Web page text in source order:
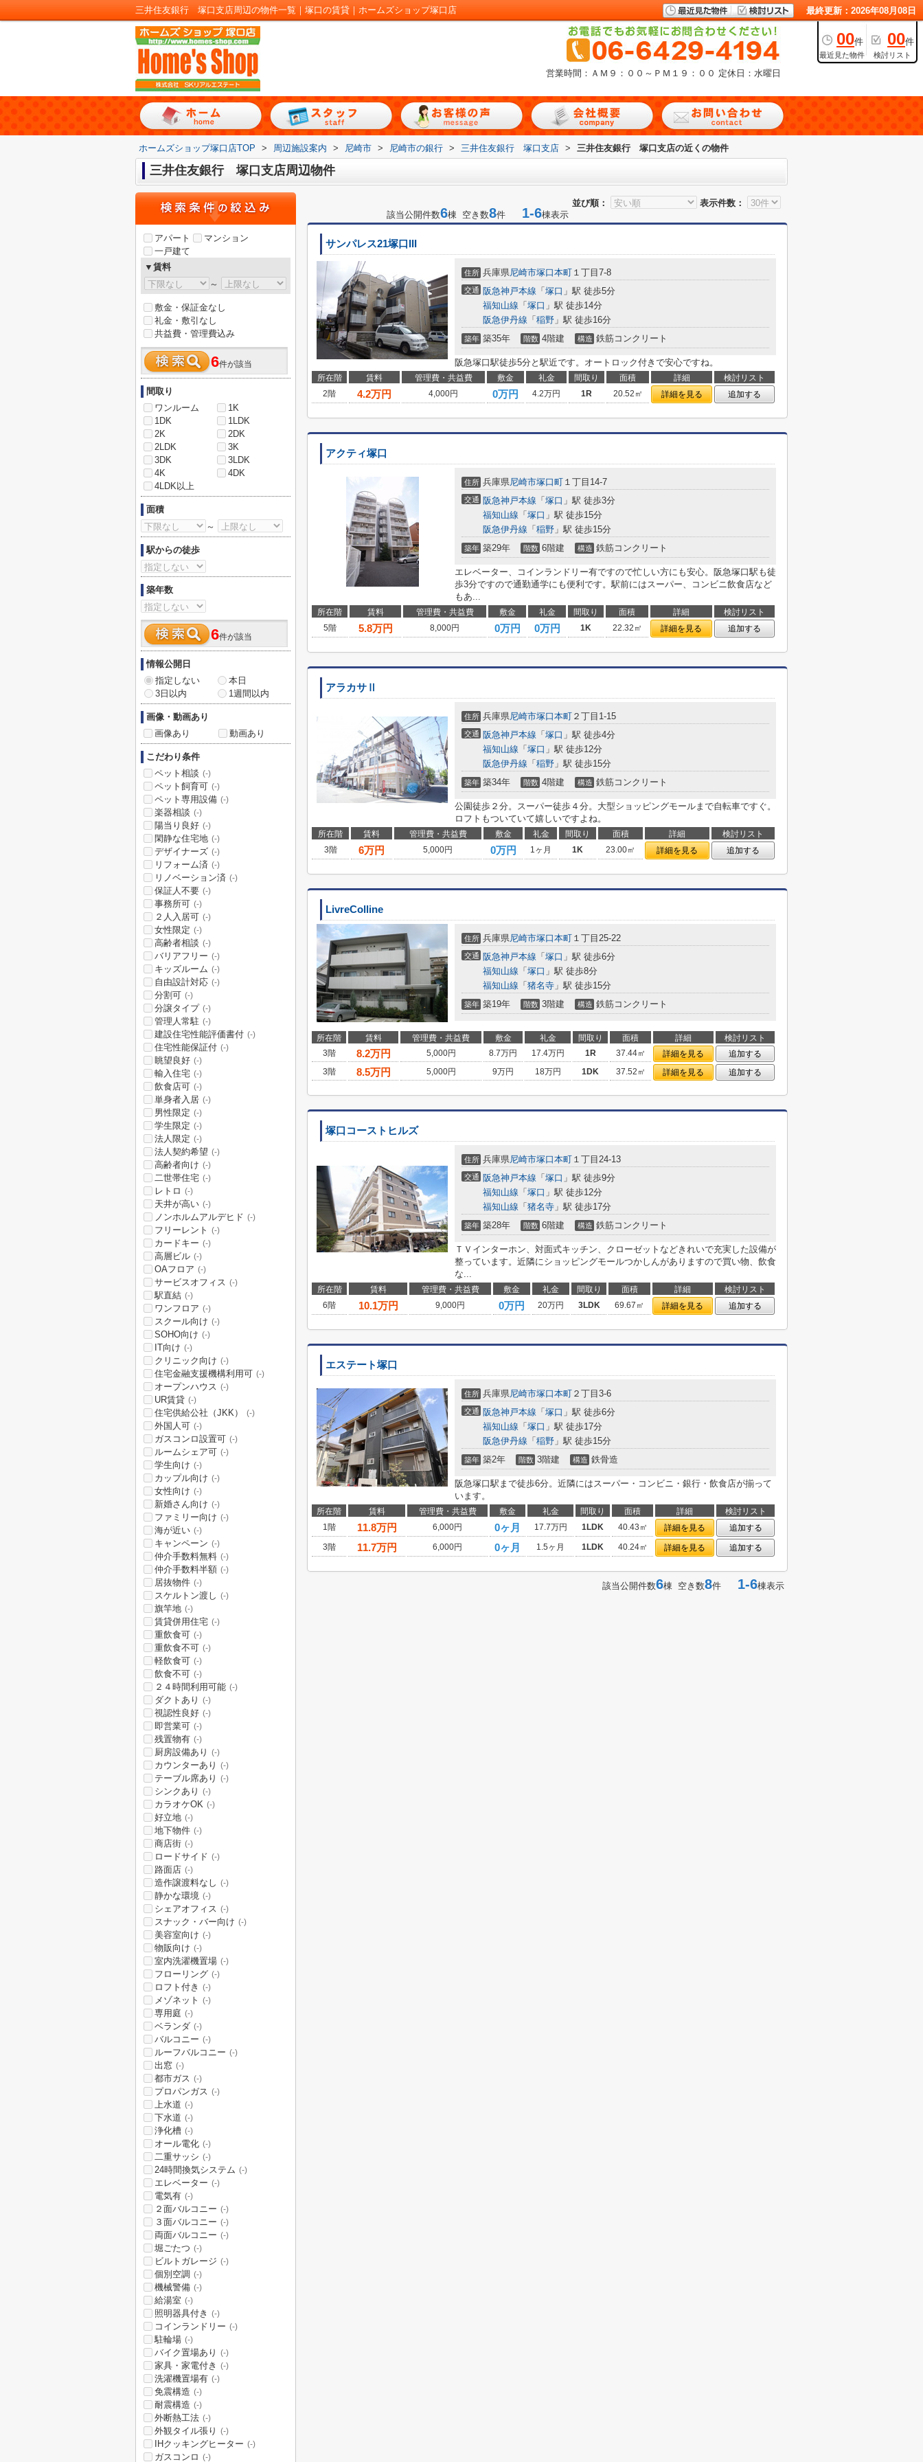
三井住友銀行 塚口支店周辺の物件一覧｜塚口の賃貸｜ホームズショップ塚口店 最終更新：2026年08月08日
00件
最近見た物件
00件
検討リスト
営業時間：ＡＭ９：００～ＰＭ１９：００ 定休日：水曜日
ホームズショップ塚口店TOP > 周辺施設案内 > 尼崎市 > 尼崎市の銀行 > 三井住友銀行 塚口支店 > 三井住友銀行 塚口支店の近くの物件
三井住友銀行 塚口支店周辺物件
並び順：
表示件数：
該当公開件数6棟 空き数8件 1-6棟表示
サンパレス21塚口III
住所 兵庫県尼崎市塚口本町 １丁目7-8
交通 阪急神戸本線 「 塚口 」駅 徒歩5分
福知山線 「 塚口 」駅 徒歩14分
阪急伊丹線 「 稲野 」駅 徒歩16分
築年 築35年 階数 4階建 構造 鉄筋コンクリート
阪急塚口駅徒歩5分と駅近です。オートロック付きで安心ですね。
所在階 賃料 管理費・共益費 敷金 礼金 間取り 面積 詳細
検討リスト
2階
4.2万円 4,000円 0万円 4.2万円 1R 20.52㎡ 詳細を見る 追加する
アクティ塚口
住所 兵庫県尼崎市塚口町 １丁目14-7
交通 阪急神戸本線 「 塚口 」駅 徒歩3分
福知山線 「 塚口 」駅 徒歩15分
阪急伊丹線 「 稲野 」駅 徒歩15分
築年 築29年 階数 6階建 構造 鉄筋コンクリート
エレベーター、コインランドリー有ですので忙しい方にも安心。阪急塚口駅も徒
歩3分ですので通勤通学にも便利です。駅前にはスーパー、コンビニ飲食店など
もあ...
所在階 賃料 管理費・共益費 敷金 礼金 間取り 面積 詳細
検討リスト
5階
5.8万円 8,000円 0万円 0万円 1K 22.32㎡ 詳細を見る 追加する
アラカサⅡ
住所 兵庫県尼崎市塚口本町 ２丁目1-15
交通 阪急神戸本線 「 塚口 」駅 徒歩4分
福知山線 「 塚口 」駅 徒歩12分
阪急伊丹線 「 稲野 」駅 徒歩15分
築年 築34年 階数 4階建 構造 鉄筋コンクリート
公園徒歩２分。スーパー徒歩４分。大型ショッピングモールまで自転車ですぐ。
ロフトもついていて嬉しいですよね。
所在階 賃料 管理費・共益費 敷金 礼金 間取り 面積 詳細
検討リスト
3階
6万円 5,000円 0万円 1ヶ月 1K 23.00㎡ 詳細を見る 追加する
LivreColline
住所 兵庫県尼崎市塚口本町 １丁目25-22
交通 阪急神戸本線 「 塚口 」駅 徒歩6分
福知山線 「 塚口 」駅 徒歩8分
福知山線 「 猪名寺 」駅 徒歩15分
築年 築19年 階数 3階建 構造 鉄筋コンクリート
所在階 賃料 管理費・共益費 敷金 礼金 間取り 面積 詳細
検討リスト
3階
8.2万円 5,000円 8.7万円 17.4万円 1R 37.44㎡ 詳細を見る
追加する
3階
8.5万円 5,000円 9万円 18万円 1DK 37.52㎡ 詳細を見る 追加する
塚口コーストヒルズ
住所 兵庫県尼崎市塚口本町 １丁目24-13
交通 阪急神戸本線 「 塚口 」駅 徒歩9分
福知山線 「 塚口 」駅 徒歩12分
福知山線 「 猪名寺 」駅 徒歩17分
築年 築28年 階数 6階建 構造 鉄筋コンクリート
ＴＶインターホン、対面式キッチン、クローゼットなどきれいで充実した設備が
整っています。近隣にショッピングモールつかしんがありますので買い物、飲食
な...
所在階 賃料 管理費・共益費 敷金 礼金 間取り 面積 詳細
検討リスト
6階
10.1万円 9,000円 0万円 20万円 3LDK 69.67㎡ 詳細を見る 追加する
エステート塚口
住所 兵庫県尼崎市塚口本町 ２丁目3-6
交通 阪急神戸本線 「 塚口 」駅 徒歩6分
福知山線 「 塚口 」駅 徒歩17分
阪急伊丹線 「 稲野 」駅 徒歩15分
築年 築2年 階数 3階建 構造 鉄骨造
阪急塚口駅まで徒歩6分。近隣にはスーパー・コンビニ・銀行・飲食店が揃って
います。
所在階 賃料 管理費・共益費 敷金 礼金 間取り 面積 詳細
検討リスト
1階
11.8万円 6,000円 0ヶ月 17.7万円 1LDK 40.43㎡ 詳細を見る
追加する
3階
11.7万円 6,000円 0ヶ月 1.5ヶ月 1LDK 40.24㎡ 詳細を見る 追加する
該当公開件数6棟 空き数8件 1-6棟表示
アパート
マンション
一戸建て
▼賃料
～
敷金・保証金なし
礼金・敷引なし
共益費・管理費込み
6件が該当
間取り
ワンルーム
1K
1DK
1LDK
2K
2DK
2LDK
3K
3DK
3LDK
4K
4DK
4LDK以上
面積
～
駅からの徒歩
築年数
6件が該当
情報公開日
指定しない
本日
3日以内
1週間以内
画像・動画あり
画像あり
動画あり
こだわり条件
ペット相談 (-)
ペット飼育可 (-)
ペット専用設備 (-)
楽器相談 (-)
陽当り良好 (-)
閑静な住宅地 (-)
デザイナーズ (-)
リフォーム済 (-)
リノベーション済 (-)
保証人不要 (-)
事務所可 (-)
２人入居可 (-)
女性限定 (-)
高齢者相談 (-)
バリアフリー (-)
キッズルーム (-)
自由設計対応 (-)
分割可 (-)
分譲タイプ (-)
管理人常駐 (-)
建設住宅性能評価書付 (-)
住宅性能保証付 (-)
眺望良好 (-)
輸入住宅 (-)
飲食店可 (-)
単身者入居 (-)
男性限定 (-)
学生限定 (-)
法人限定 (-)
法人契約希望 (-)
高齢者向け (-)
二世帯住宅 (-)
レトロ (-)
天井が高い (-)
ノンホルムアルデヒド (-)
フリーレント (-)
カードキー (-)
高層ビル (-)
OAフロア (-)
サービスオフィス (-)
駅直結 (-)
ワンフロア (-)
スクール向け (-)
SOHO向け (-)
IT向け (-)
クリニック向け (-)
住宅金融支援機構利用可 (-)
オープンハウス (-)
UR賃貸 (-)
住宅供給公社（JKK） (-)
外国人可 (-)
ガスコンロ設置可 (-)
ルームシェア可 (-)
学生向け (-)
カップル向け (-)
女性向け (-)
新婚さん向け (-)
ファミリー向け (-)
海が近い (-)
キャンペーン (-)
仲介手数料無料 (-)
仲介手数料半額 (-)
居抜物件 (-)
スケルトン渡し (-)
旗竿地 (-)
賃貸併用住宅 (-)
重飲食可 (-)
重飲食不可 (-)
軽飲食可 (-)
飲食不可 (-)
２４時間利用可能 (-)
ダクトあり (-)
視認性良好 (-)
即営業可 (-)
残置物有 (-)
厨房設備あり (-)
カウンターあり (-)
テーブル席あり (-)
シンクあり (-)
カラオケOK (-)
好立地 (-)
地下物件 (-)
商店街 (-)
ロードサイド (-)
路面店 (-)
造作譲渡料なし (-)
静かな環境 (-)
シェアオフィス (-)
スナック・バー向け (-)
美容室向け (-)
物販向け (-)
室内洗濯機置場 (-)
フローリング (-)
ロフト付き (-)
メゾネット (-)
専用庭 (-)
ベランダ (-)
バルコニー (-)
ルーフバルコニー (-)
出窓 (-)
都市ガス (-)
プロパンガス (-)
上水道 (-)
下水道 (-)
浄化槽 (-)
オール電化 (-)
二重サッシ (-)
24時間換気システム (-)
エレベーター (-)
電気有 (-)
２面バルコニー (-)
３面バルコニー (-)
両面バルコニー (-)
堀ごたつ (-)
ビルトガレージ (-)
個別空調 (-)
機械警備 (-)
給湯室 (-)
照明器具付き (-)
コインランドリー (-)
駐輪場 (-)
バイク置場あり (-)
家具・家電付き (-)
洗濯機置場有 (-)
免震構造 (-)
耐震構造 (-)
外断熱工法 (-)
外観タイル張り (-)
IHクッキングヒーター (-)
ガスコンロ (-)